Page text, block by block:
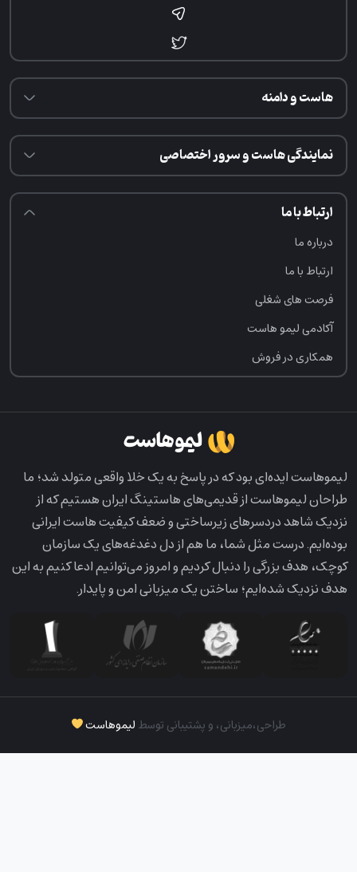
هاست و دامنه
نمایندگی هاست و سرور اختصاصی
ارتباط با ما
درباره ما
ارتباط با ما
فرصت‌ های شغلی
آکادمی لیمو هاست
همکاری در فروش
لیمو‌هاست ایده‌ای بود که در پاسخ به یک خلا واقعی متولد شد؛ ما
طراحان لیمو‌هاست از قدیمی‌های هاستینگ ایران هستیم که از
نزدیک شاهد دردسرهای زیرساختی و ضعف کیفیت هاست ایرانی
بوده‌ایم. درست مثل شما، ما هم از دل دغدغه‌های یک سازمان
کوچک، هدف بزرگی را دنبال کردیم و امروز می‌توانیم ادعا کنیم به این
هدف نزدیک شده‌ایم؛ ساختن یک میزبانی امن و پایدار.
طراحی،‌میزبانی، و پشتیبانی توسطلیموهاست